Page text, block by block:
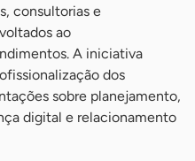
consultorias e
ao
A iniciativa
dos
sobre planejamento,
digital e relacionamento